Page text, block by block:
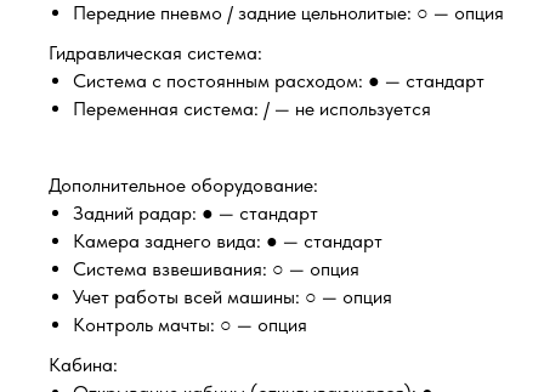
Передние пневмо / задние цельнолитые: ○ — опция
Гидравлическая система:
Система с постоянным расходом: ● — стандарт
Переменная система: / — не используется
Дополнительное оборудование:
Задний радар: ● — стандарт
Камера заднего вида: ● — стандарт
Система взвешивания: ○ — опция
Учет работы всей машины: ○ — опция
Контроль мачты: ○ — опция
Кабина: